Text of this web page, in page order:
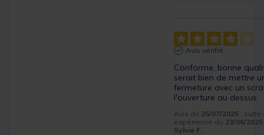
Avis vérifié
Conforme, bonne
serait bien de mettre
fermeture avec un
l'ouverture au dessus
Avis du 25/07/2025
,
expérience du 23/06/2025
Sylvie F.